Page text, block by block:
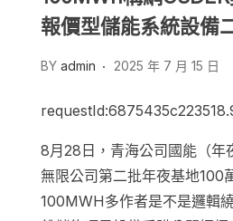
報價型儲能系統設備
BY admin 2025 年 7 月 15 日
8月28日，青海公司國能（年
無限公司第二批年夜基地100
100MWH多作者是不是邏輯